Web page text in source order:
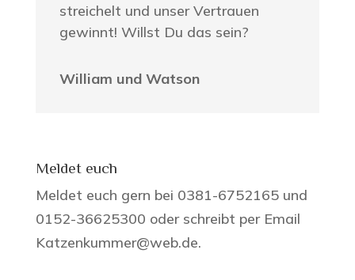
streichelt und unser Vertrauen
gewinnt! Willst Du das sein?
William und Watson
Meldet euch
Meldet euch gern bei 0381-6752165 und
0152-36625300 oder schreibt per Email
Katzenkummer@web.de.